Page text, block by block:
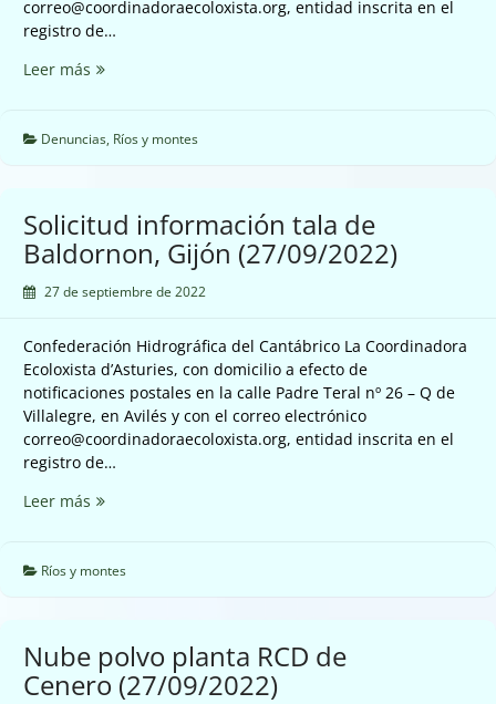
correo@coordinadoraecoloxista.org, entidad inscrita en el
registro de…
Leer más Denuncia
de
Denuncias, Ríos y montes
Solicitud información tala de
Baldornon, Gijón (27/09/2022)
27 de septiembre de 2022
Confederación Hidrográfica del Cantábrico La Coordinadora
Ecoloxista d’Asturies, con domicilio a efecto de
notificaciones postales en la calle Padre Teral nº 26 – Q de
Villalegre, en Avilés y con el correo electrónico
correo@coordinadoraecoloxista.org, entidad inscrita en el
registro de…
Leer más Solicitud
de
Ríos y montes
Nube polvo planta RCD de
Cenero (27/09/2022)